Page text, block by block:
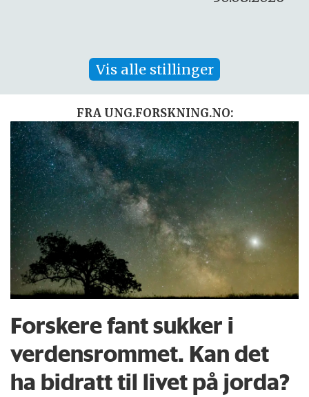
Vis alle stillinger
FRA UNG.FORSKNING.NO:
Forskere fant sukker i
verdensrommet. Kan det
ha bidratt til livet på jorda?